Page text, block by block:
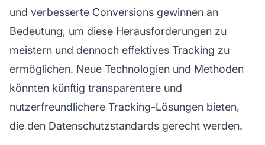
und verbesserte Conversions gewinnen an
Bedeutung, um diese Herausforderungen zu
meistern und dennoch effektives Tracking zu
ermöglichen. Neue Technologien und Methoden
könnten künftig transparentere und
nutzerfreundlichere Tracking-Lösungen bieten,
die den Datenschutzstandards gerecht werden.